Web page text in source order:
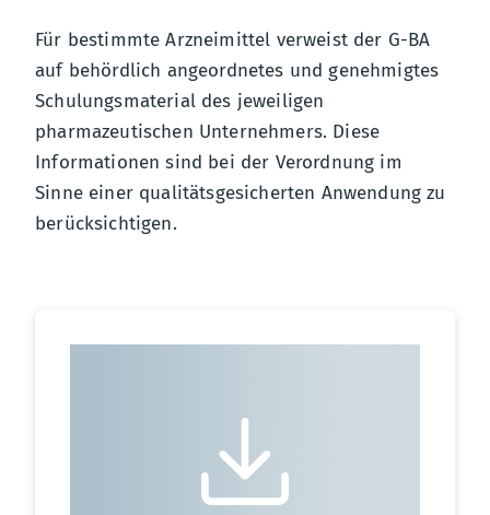
Für bestimmte Arzneimittel verweist der G-BA
auf behördlich angeordnetes und genehmigtes
Schulungsmaterial des jeweiligen
pharmazeutischen Unternehmers. Diese
Informationen sind bei der Verordnung im
Sinne einer qualitätsgesicherten Anwendung zu
berücksichtigen.